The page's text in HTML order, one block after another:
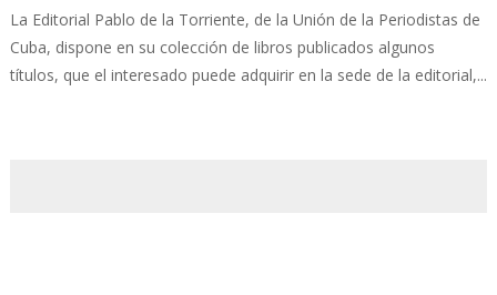
La Editorial Pablo de la Torriente, de la Unión de la Periodistas de
Cuba, dispone en su colección de libros publicados algunos
títulos, que el interesado puede adquirir en la sede de la editorial,...